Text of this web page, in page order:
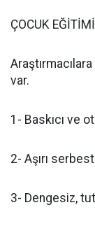
ÇOCUK
var.
1- Baskıcı ve
2- Aşırı
3- Dengesiz,